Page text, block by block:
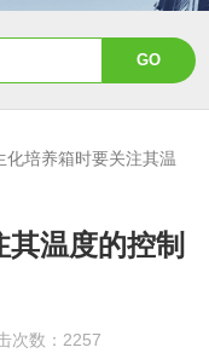
化培养箱时要关注其温
温度的控制
数：2257